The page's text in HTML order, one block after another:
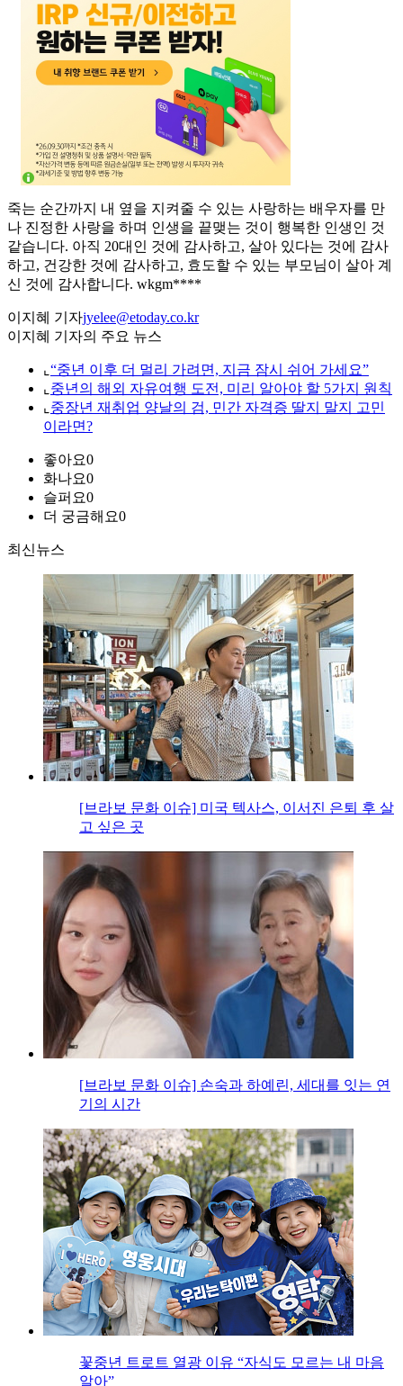
죽는 순간까지 내 옆을 지켜줄 수 있는 사랑하는 배우자를 만
나 진정한 사랑을 하며 인생을 끝맺는 것이 행복한 인생인 것
같습니다. 아직 20대인 것에 감사하고, 살아 있다는 것에 감사
하고, 건강한 것에 감사하고, 효도할 수 있는 부모님이 살아 계
신 것에 감사합니다. wkgm****
이지혜 기자jyelee@etoday.co.kr
이지혜 기자의 주요 뉴스
⌞ “중년 이후 더 멀리 가려면, 지금 잠시 쉬어 가세요”
⌞ 중년의 해외 자유여행 도전, 미리 알아야 할 5가지 원칙
⌞ 중장년 재취업 양날의 검, 민간 자격증 딸지 말지 고민
이라면?
좋아요0
화나요0
슬퍼요0
더 궁금해요0
최신뉴스
[브라보 문화 이슈] 미국 텍사스, 이서진 은퇴 후 살
고 싶은 곳
[브라보 문화 이슈] 손숙과 하예린, 세대를 잇는 연
기의 시간
꽃중년 트로트 열광 이유 “자식도 모르는 내 마음
알아”